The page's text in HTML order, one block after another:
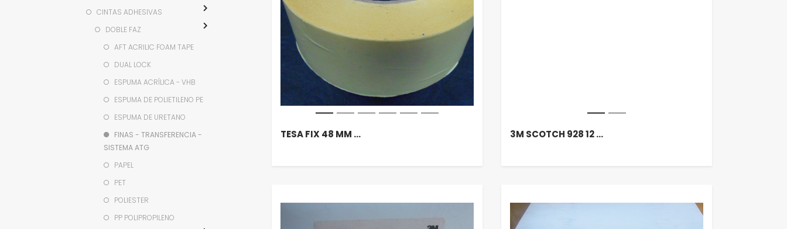
CINTAS ADHESIVAS
DOBLE FAZ
AFT ACRILIC FOAM TAPE
DUAL LOCK
ESPUMA ACRÍLICA - VHB
ESPUMA DE POLIETILENO PE
ESPUMA DE URETANO
FINAS - TRANSFERENCIA -
SISTEMA ATG
PAPEL
PET
POLIESTER
PP POLIPROPILENO
TESA FIX 48 MM … 3M SCOTCH 928 12 …